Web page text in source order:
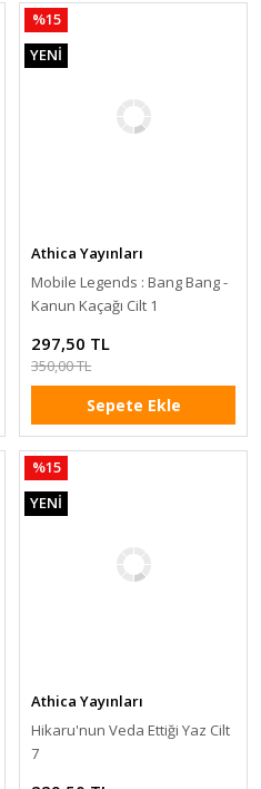
%15
YENİ
Athica Yayınları
Mobile Legends : Bang Bang -
Kanun Kaçağı Cilt 1
297,50 TL
350,00 TL
Sepete Ekle
%15
YENİ
Athica Yayınları
Hikaru'nun Veda Ettiği Yaz Cilt
7